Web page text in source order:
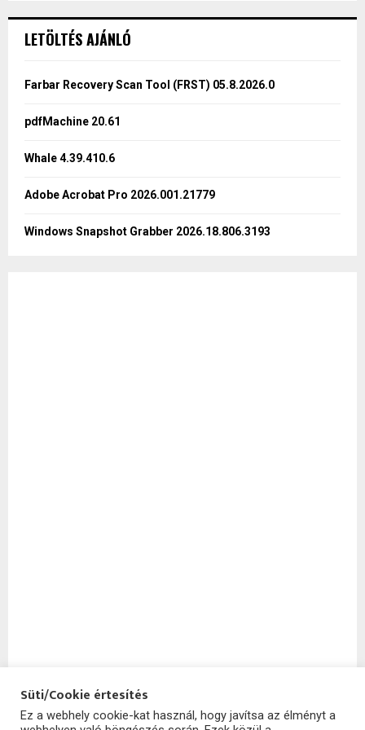
h
o
LETÖLTÉS AJÁNLÓ
Farbar Recovery Scan Tool (FRST) 05.8.2026.0
pdfMachine 20.61
Whale 4.39.410.6
Adobe Acrobat Pro 2026.001.21779
Windows Snapshot Grabber 2026.18.806.3193
Süti/Cookie értesítés
Ez a webhely cookie-kat használ, hogy javítsa az élményt a